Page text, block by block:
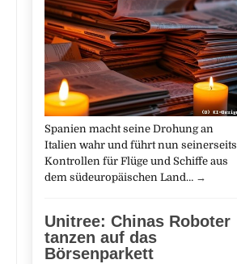
Spanien macht seine Drohung an
Italien wahr und führt nun seinerseits
Kontrollen für Flüge und Schiffe aus
dem südeuropäischen Land… →
Unitree: Chinas Roboter
tanzen auf das
Börsenparkett